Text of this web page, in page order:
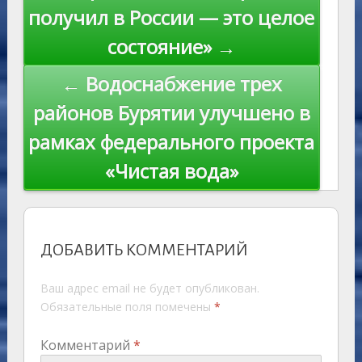
получил в России — это целое
состояние» →
← Водоснабжение трех
районов Бурятии улучшено в
рамках федерального проекта
«Чистая вода»
ДОБАВИТЬ КОММЕНТАРИЙ
Ваш адрес email не будет опубликован.
Обязательные поля помечены *
Комментарий *